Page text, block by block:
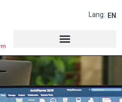
EN
Lang: